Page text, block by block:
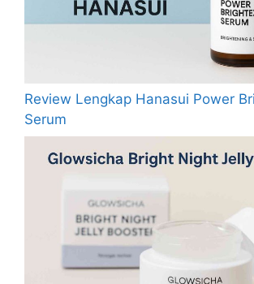
Review Lengkap Hanasui Power
Serum